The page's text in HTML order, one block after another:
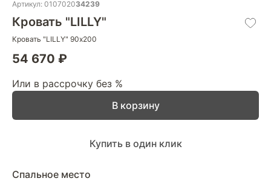
Артикул: 010702034239
Кровать "LILLY"
Кровать "LILLY" 90х200
54 670 ₽
Или в рассрочку без %
Спальное место
В корзину
Купить в один клик